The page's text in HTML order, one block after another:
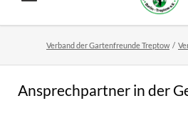
Verband der Gartenfreunde Treptow
Ansprechpartner in der